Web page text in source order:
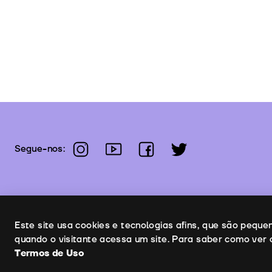
Segue-nos: instagramyoutubefacebooktwitter
Copyright © 2026 | Leopardo Filmes
Uso de cookies
Este site usa cookies e tecnologias afins, que são
quando o visitante acessa um site. Para saber como
Termos de Uso